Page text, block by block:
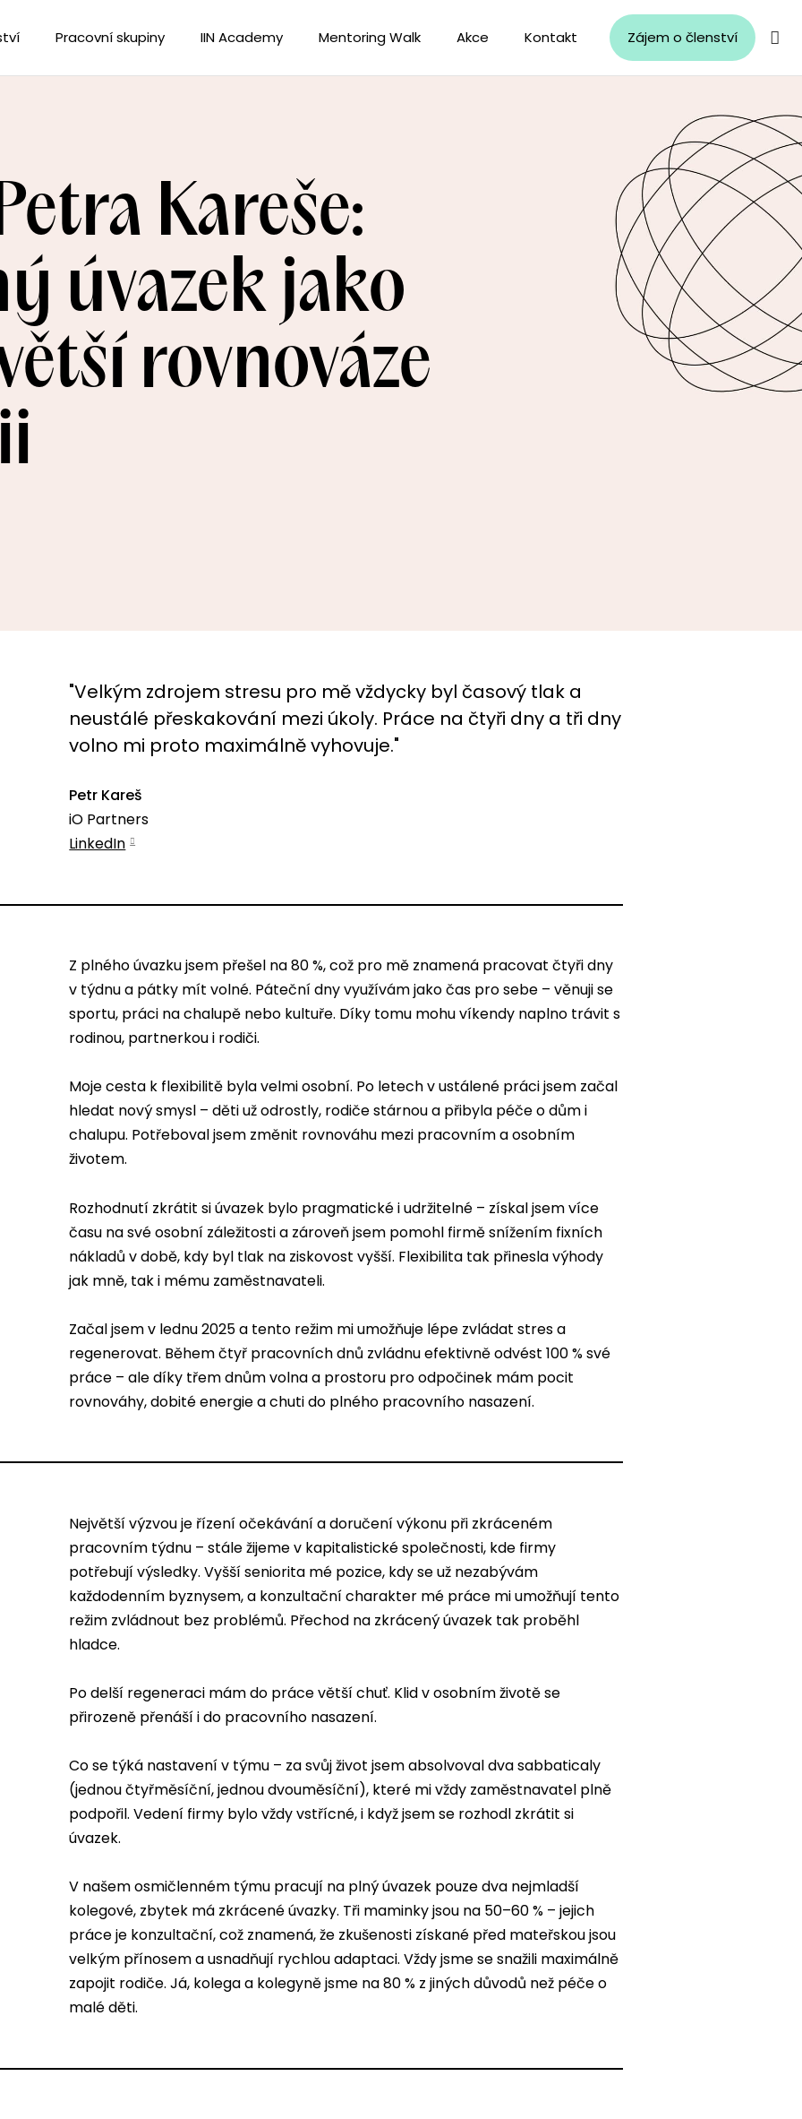
Pracovní skupiny IIN Academy Mentoring Walk Akce Kontakt Zájem o členství
Kareše:
úvazek jako
rovnováze
"Velkým zdrojem stresu pro mě vždycky byl časový tlak a
neustálé přeskakování mezi úkoly. Práce na čtyři dny a tři dny
volno mi proto maximálně vyhovuje."
Petr Kareš
iO Partners
LinkedIn
Z plného úvazku jsem přešel na 80 %, což pro mě znamená pracovat čtyři dny
v týdnu a pátky mít volné. Páteční dny využívám jako čas pro sebe – věnuji se
sportu, práci na chalupě nebo kultuře. Díky tomu mohu víkendy naplno trávit s
rodinou, partnerkou i rodiči.
Moje cesta k flexibilitě byla velmi osobní. Po letech v ustálené práci jsem začal
hledat nový smysl – děti už odrostly, rodiče stárnou a přibyla péče o dům i
chalupu. Potřeboval jsem změnit rovnováhu mezi pracovním a osobním
životem.
Rozhodnutí zkrátit si úvazek bylo pragmatické i udržitelné – získal jsem více
času na své osobní záležitosti a zároveň jsem pomohl firmě snížením fixních
nákladů v době, kdy byl tlak na ziskovost vyšší. Flexibilita tak přinesla výhody
jak mně, tak i mému zaměstnavateli.
Začal jsem v lednu 2025 a tento režim mi umožňuje lépe zvládat stres a
regenerovat. Během čtyř pracovních dnů zvládnu efektivně odvést 100 % své
práce – ale díky třem dnům volna a prostoru pro odpočinek mám pocit
rovnováhy, dobité energie a chuti do plného pracovního nasazení.
Největší výzvou je řízení očekávání a doručení výkonu při zkráceném
pracovním týdnu – stále žijeme v kapitalistické společnosti, kde firmy
potřebují výsledky. Vyšší seniorita mé pozice, kdy se už nezabývám
každodenním byznysem, a konzultační charakter mé práce mi umožňují tento
režim zvládnout bez problémů. Přechod na zkrácený úvazek tak proběhl
hladce.
Po delší regeneraci mám do práce větší chuť. Klid v osobním životě se
přirozeně přenáší i do pracovního nasazení.
Co se týká nastavení v týmu – za svůj život jsem absolvoval dva sabbaticaly
(jednou čtyřměsíční, jednou dvouměsíční), které mi vždy zaměstnavatel plně
podpořil. Vedení firmy bylo vždy vstřícné, i když jsem se rozhodl zkrátit si
úvazek.
V našem osmičlenném týmu pracují na plný úvazek pouze dva nejmladší
kolegové, zbytek má zkrácené úvazky. Tři maminky jsou na 50–60 % – jejich
práce je konzultační, což znamená, že zkušenosti získané před mateřskou jsou
velkým přínosem a usnadňují rychlou adaptaci. Vždy jsme se snažili maximálně
zapojit rodiče. Já, kolega a kolegyně jsme na 80 % z jiných důvodů než péče o
malé děti.